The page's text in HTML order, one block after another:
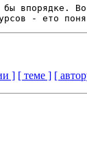
впорядке.
] [ теме ] [